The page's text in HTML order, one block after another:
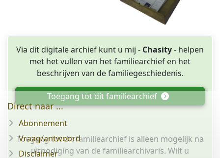
Via dit digitale archief kunt u mij - Chasity- helpen
met het vullen van het familiearchief en het
beschrijven van de familiegeschiedenis.
Toegang tot dit familiearchief
Toegang tot dit familiearchief is alleen mogelijk na
uitnodiging van de familiearchivaris. Wilt u
Direct naar ...
Abonnement
Vraag/antwoord
Disclaimer